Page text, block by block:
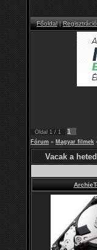
Főoldal|Regisztráció
Oldal 1 / 1 1
Fórum » Magyar filmek
Vacak a